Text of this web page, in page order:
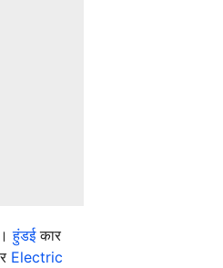
हुंडईकार
Electric